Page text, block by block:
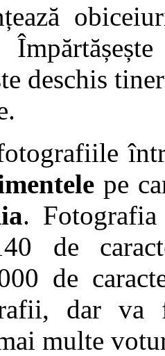
deschis
pe
.
de
de
dar va
multe